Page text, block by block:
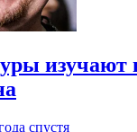
изучают
спустя